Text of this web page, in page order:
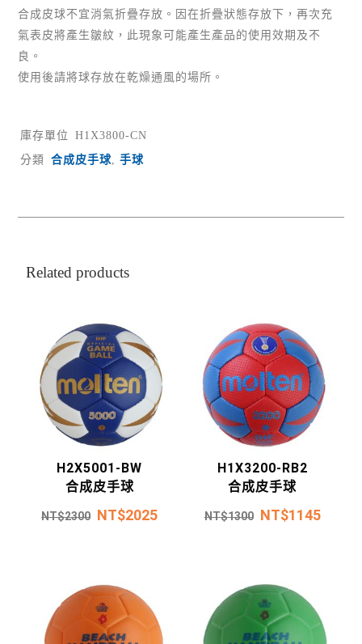
合成皮球不宜消氣折疊存放。因在折疊狀態存放下，再次充
氣表皮將產生皺紋，此現象可能產生產品的使用效期及不
良。
使用後請將球存放在乾燥通風的場所。
庫存單位
H1X3800-CN
分類
合成皮手球 ,手球
Related products
H2X5001-BW
合成皮手球
NT$2300 NT$2025
H1X3200-RB2
合成皮手球
NT$1300 NT$1145